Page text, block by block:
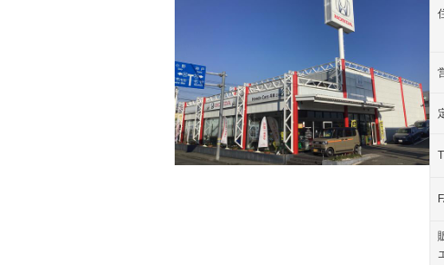
－
－
－ シートヒーター － ウォークスルー
－ フロントカメラ － シートエアコン
－ ルーフレール － エアサスペンショ